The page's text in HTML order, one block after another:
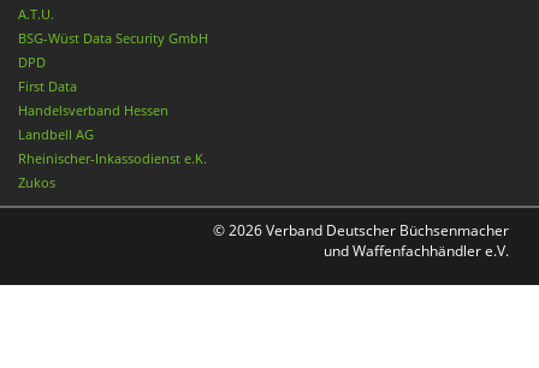
A.T.U.
BSG-Wüst Data Security GmbH
DPD
First Data
Handelsverband Hessen
Landbell AG
Rheinischer-Inkassodienst e.K.
Zukos
© 2026 Verband Deutscher Büchsenmacher
und Waffenfachhändler e.V.